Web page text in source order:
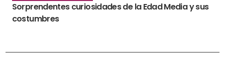
Sorprendentes curiosidades de la Edad Media y sus
costumbres